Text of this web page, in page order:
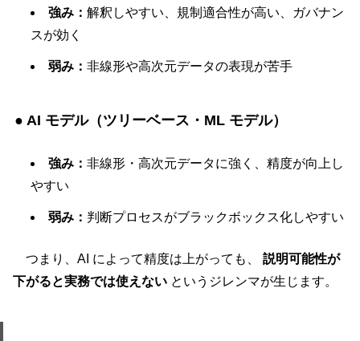
強み：解釈しやすい、規制適合性が高い、ガバナン
スが効く
弱み：非線形や高次元データの表現が苦手
● AI モデル（ツリーベース・ML モデル）
強み：非線形・高次元データに強く、精度が向上し
やすい
弱み： 判断プロセスがブラックボックス化しやすい
つまり、AI によって精度は上がっても、 説明可能性が
下がると実務では使えない というジレンマが生じます。